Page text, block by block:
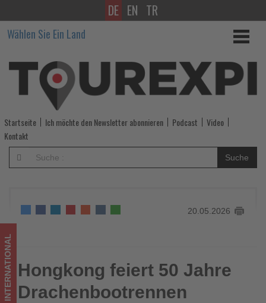
Hongkong
feiert
50
Jahre
Drachenbootrennen
-
Wissen,
im
Tourismus
los
ist!
DE EN TR
Wählen Sie Ein Land
Startseite Ich möchte den Newsletter abonnieren Podcast
Video
Kontakt
Suche
20.05.2026
Hongkong feiert 50 Jahre Drachenbootrennen
INTERNATIONAL Hongkong feiert 50 Jahre
Drachenbootrennen